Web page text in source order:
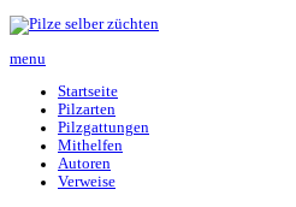
menu
Startseite
Pilzarten
Pilzgattungen
Mithelfen
Autoren
Verweise